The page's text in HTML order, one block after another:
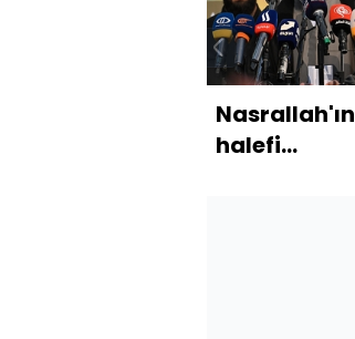
Nasrallah'ın
halefi